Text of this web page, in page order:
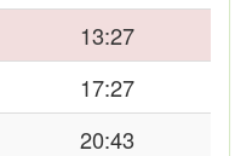
13:27
17:27
20:43